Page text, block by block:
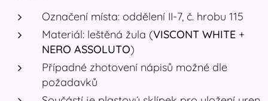
Označení místa: oddělení II-7, č. hrobu 115
Materiál: leštěná žula (VISCONT WHITE +
NERO ASSOLUTO)
Případné zhotovení nápisů možné dle
požadavků